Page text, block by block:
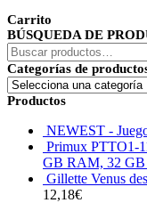
era:
15,99€.
es:
Carrito
BÚSQUEDA DE
Buscar
por:
Categorías de
Productos
NEWEST -
Primux PTTO1-
GB RAM, 32 GB
Gillette Venus
12,18€